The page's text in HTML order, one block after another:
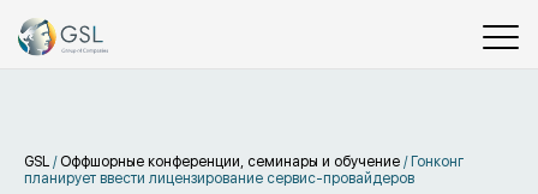
GSL / Оффшорные конференции, семинары и обучение / Гонконг
планирует ввести лицензирование сервис-провайдеров